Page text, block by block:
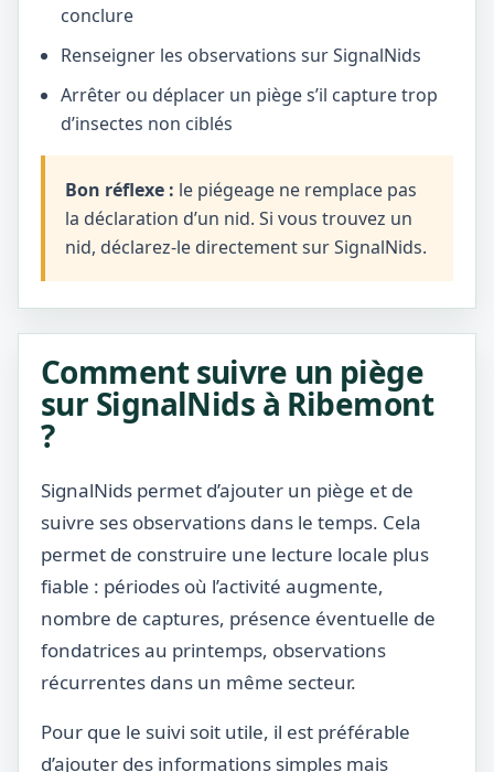
conclure
Renseigner les observations sur SignalNids
Arrêter ou déplacer un piège s’il capture trop
d’insectes non ciblés
Bon réflexe : le piégeage ne remplace pas
la déclaration d’un nid. Si vous trouvez un
nid, déclarez-le directement sur SignalNids.
Comment suivre un piège
sur SignalNids à Ribemont
?
SignalNids permet d’ajouter un piège et de
suivre ses observations dans le temps. Cela
permet de construire une lecture locale plus
fiable : périodes où l’activité augmente,
nombre de captures, présence éventuelle de
fondatrices au printemps, observations
récurrentes dans un même secteur.
Pour que le suivi soit utile, il est préférable
d’ajouter des informations simples mais